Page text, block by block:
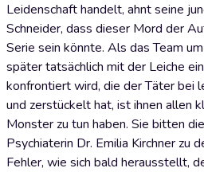
Leidenschaft handelt, ahnt seine
Schneider, dass dieser Mord der
Serie sein könnte. Als das Team
später tatsächlich mit der Leiche
konfrontiert wird, die der Täter bei
und zerstückelt hat, ist ihnen allen
Monster zu tun haben. Sie bitten
Psychiaterin Dr. Emilia Kirchner zu
Fehler, wie sich bald herausstellt,